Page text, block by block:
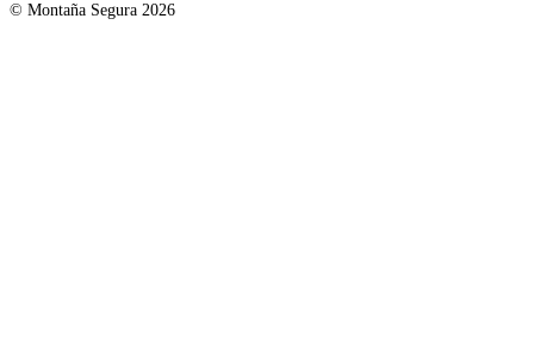
© Montaña Segura 2026